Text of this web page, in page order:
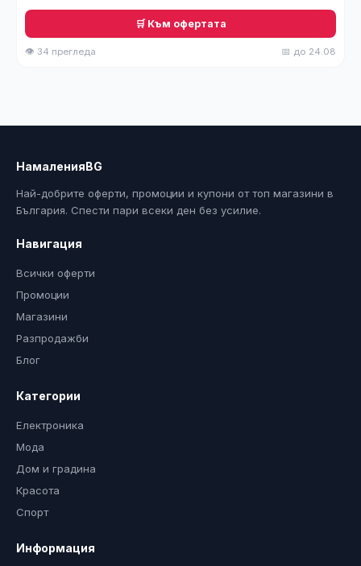
🛒 Към офертата
👁 34 прегледа 📅 до 24.08
НамаленияBG
Най-добрите оферти, промоции и купони от топ магазини в
България. Спести пари всеки ден без усилие.
Навигация
Всички оферти
Промоции
Магазини
Разпродажби
Блог
Категории
Електроника
Мода
Дом и градина
Красота
Спорт
Информация